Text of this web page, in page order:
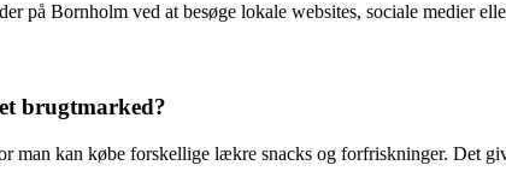
på Bornholm ved at besøge lokale websites, sociale medier
brugtmarked?
man kan købe forskellige lækre snacks og forfriskninger. Det